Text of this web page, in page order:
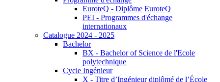
EuroteQ - Diplôme EuroteQ
PEI - Programmes d'échange
internationaux
Catalogue 2024 - 2025
Bachelor
BX - Bachelor of Science de l'Ecole
polytechnique
Cycle Ingénieur
X - Titre d’Ingénieur diplômé de l’École